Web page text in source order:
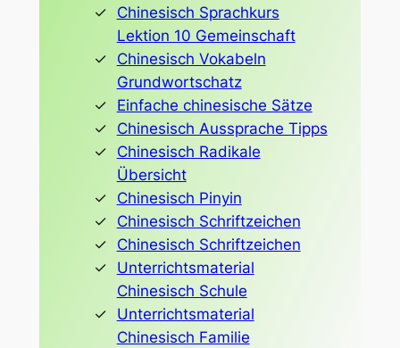
Chinesisch Sprachkurs
Lektion 10 Gemeinschaft
Chinesisch Vokabeln
Grundwortschatz
Einfache chinesische Sätze
Chinesisch Aussprache Tipps
Chinesisch Radikale
Übersicht
Chinesisch Pinyin
Chinesisch Schriftzeichen
Chinesisch Schriftzeichen
Unterrichtsmaterial
Chinesisch Schule
Unterrichtsmaterial
Chinesisch Familie